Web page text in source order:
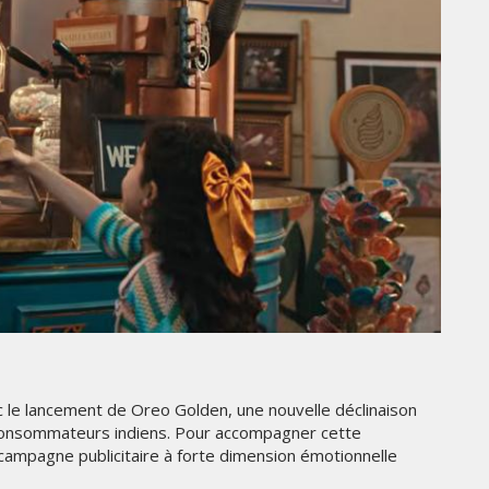
lancement de Oreo Golden, une nouvelle déclinaison
indiens. Pour accompagner cette
publicitaire à forte dimension émotionnelle
GITEX AFRICA MOROCCO 2024
MERCREDI 15 MAI 2024
NOUVELLE CAMPAGNE
PUBLICITAIRE ESTIVALE
CENTRÉE SUR LES RELATIONS
HUMAINES